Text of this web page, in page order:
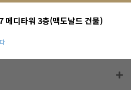
메디타워 3층(맥도날드 건물)